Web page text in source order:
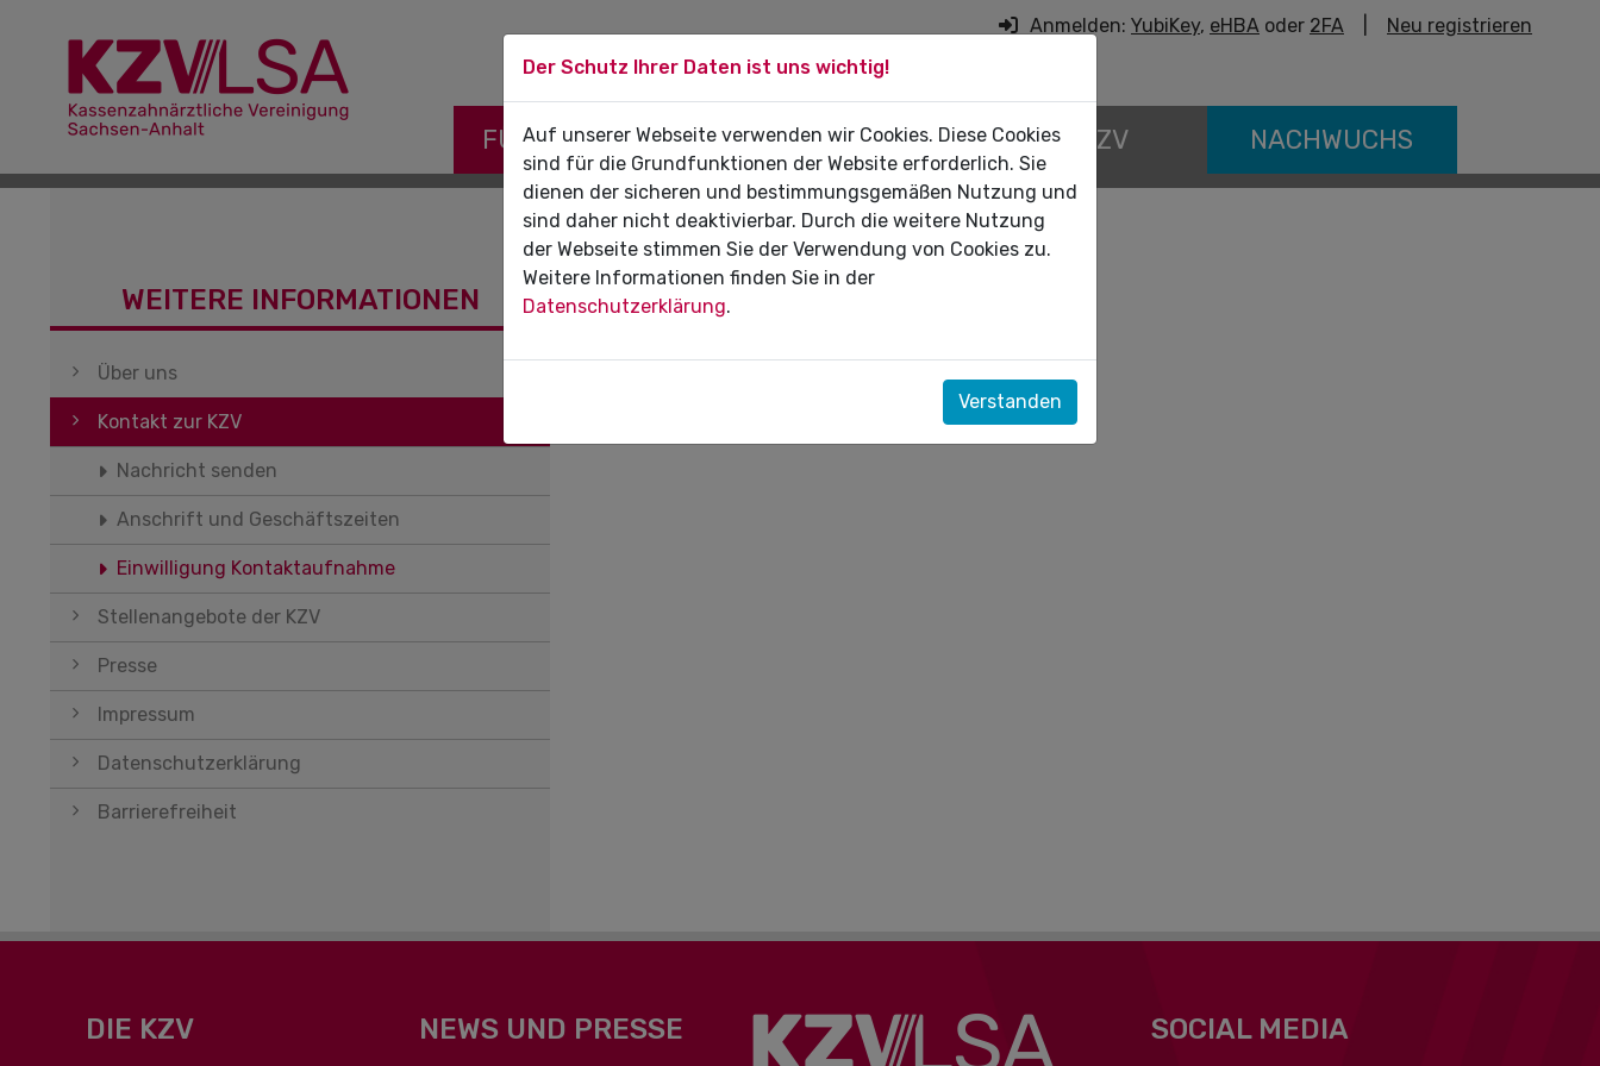
Anmelden: YubiKey, eHBA oder 2FA Neu registrieren
FÜR DIE PRAXIS FÜR PATIENTEN DIE KZV NACHWUCHS
WEITERE INFORMATIONEN
Navigation überspringen
Über uns
Kontakt zur KZV
Nachricht senden
Anschrift und Geschäftszeiten
Einwilligung Kontaktaufnahme
Stellenangebote der KZV
Presse
Impressum
Datenschutzerklärung
Barrierefreiheit
DIE KZV NEWS UND PRESSE SOCIAL MEDIA
Der Schutz Ihrer Daten ist uns wichtig!
Auf unserer Webseite verwenden wir Cookies. Diese Cookies
sind für die Grundfunktionen der Website erforderlich. Sie
dienen der sicheren und bestimmungsgemäßen Nutzung und
sind daher nicht deaktivierbar. Durch die weitere Nutzung
der Webseite stimmen Sie der Verwendung von Cookies zu.
Weitere Informationen finden Sie in der
Datenschutzerklärung.
Verstanden